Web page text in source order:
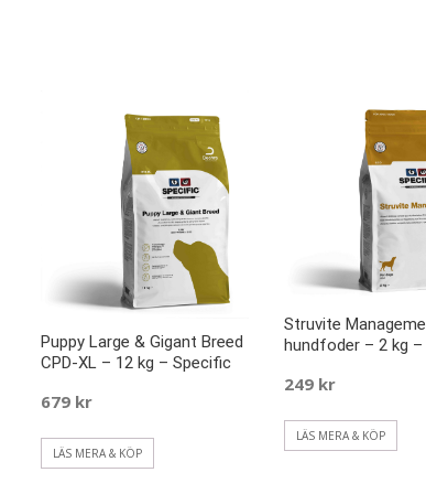
Puppy Large & Gigant Breed
CPD-XL – 12 kg – Specific
679 kr
LÄS MERA & KÖP
Struvite
hundfoder – 2 kg
249 kr
LÄS MERA & KÖP